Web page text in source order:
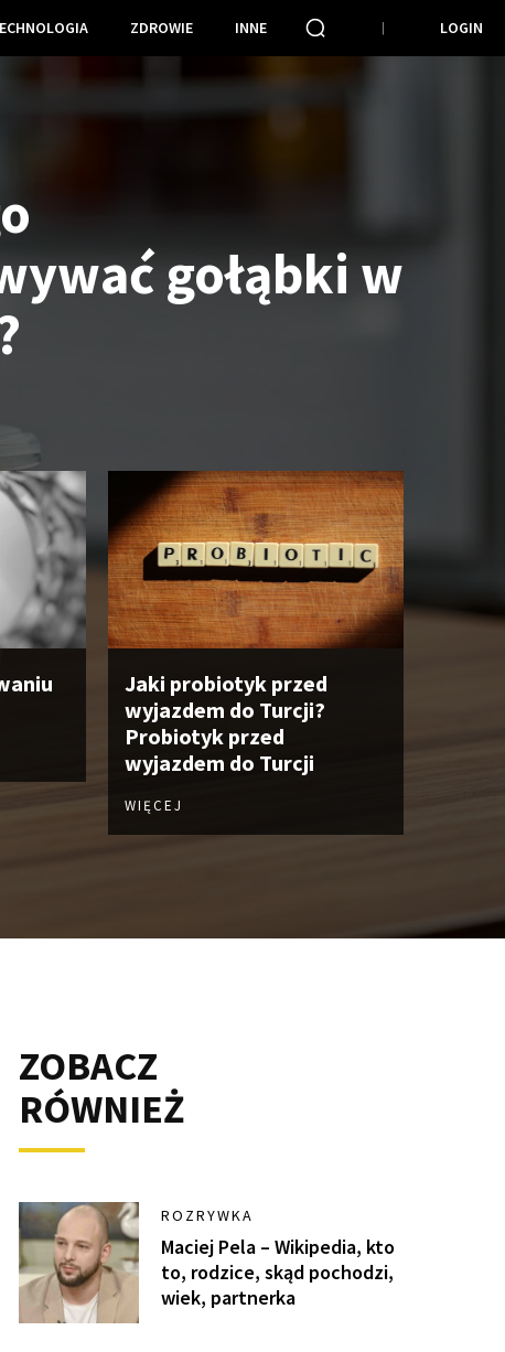
ZDROWIE INNE LOGIN
gołąbki w
Jaki probiotyk przed
wyjazdem do Turcji?
Probiotyk przed
wyjazdem do Turcji
WIĘCEJ
ZOBACZ
RÓWNIEŻ
ROZRYWKA
Maciej Pela – Wikipedia, kto
to, rodzice, skąd pochodzi,
wiek, partnerka